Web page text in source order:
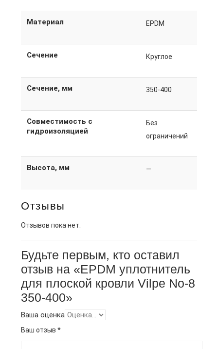
Материал EPDM
Сечение Круглое
Сечение, мм 350-400
Совместимость с
гидроизоляцией
Без
ограничений
Высота, мм —
Отзывы
Отзывов пока нет.
Будьте первым, кто оставил
отзыв на «EPDM уплотнитель
для плоской кровли Vilpe No-8
350-400»
Ваша оценка
Ваш отзыв *